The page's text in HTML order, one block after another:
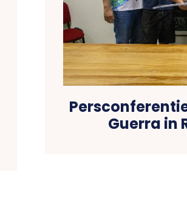
Guerra in